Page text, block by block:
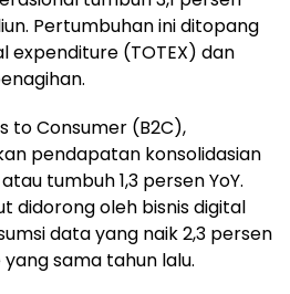
Pertumbuhan ini ditopang
expenditure (TOTEX) dan
to Consumer (B2C),
pendapatan konsolidasian
tumbuh 1,3 persen YoY.
didorong oleh bisnis digital
data yang naik 2,3 persen
sama tahun lalu.